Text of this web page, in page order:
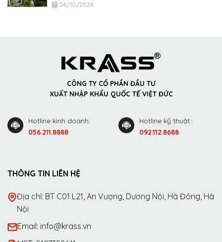
24/10/2024
CÔNG TY CỔ PHẦN ĐẦU TƯ
XUẤT NHẬP KHẨU QUỐC TẾ VIỆT ĐỨC
Hotline kinh doanh:
056.211.8888
Hotline kỹ thuật::
092.112.8688
THÔNG TIN LIÊN HỆ
Địa chỉ: BT C01 L21, An Vượng, Dương Nội, Hà Đông, Hà
Nội
Email: info@krass.vn